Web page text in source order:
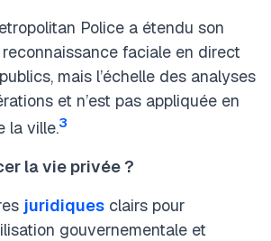
Police a étendu son
faciale en direct
mais l’échelle des analyses
et n’est pas appliquée en
la ville.3
la vie privée ?
juridiques clairs pour
gouvernementale et